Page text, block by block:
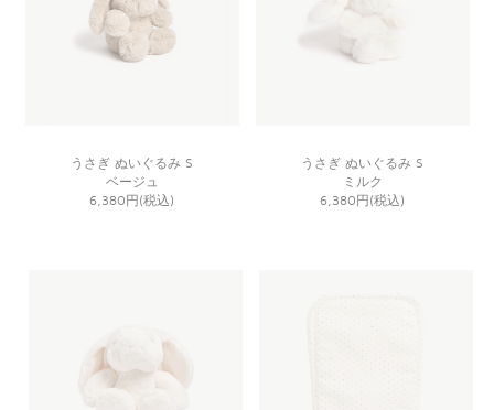
うさぎ ぬいぐるみ S
ベージュ
6,380円(税込)
うさぎ ぬいぐるみ S
ミルク
6,380円(税込)